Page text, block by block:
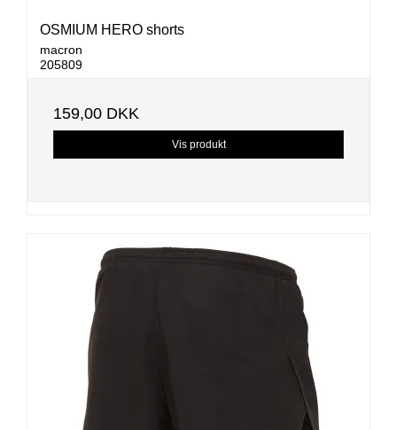
OSMIUM HERO shorts
macron
205809
159,00 DKK
Vis produkt